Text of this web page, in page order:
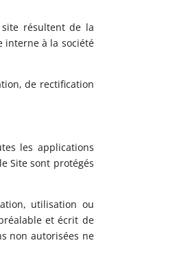
résultent de la
interne à la société
de rectification
les applications
Site sont protégés
utilisation ou
et écrit de
non autorisées ne